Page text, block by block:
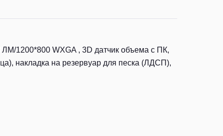
1200*800 WXGA , 3D датчик объема с ПК,
накладка на резервуар для песка (ЛДСП),